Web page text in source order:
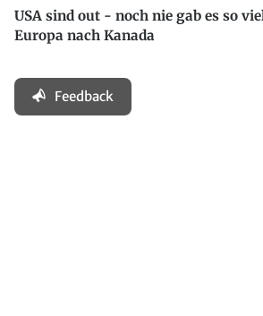
USA sind out - noch nie gab es so
Europa nach Kanada
Feedback